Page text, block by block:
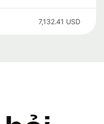
7,132.41 USD